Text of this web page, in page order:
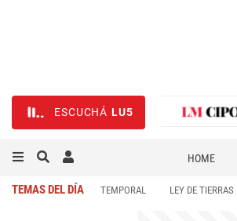
ESCUCHÁ LU5
HOME
TEMAS DEL DÍA TEMPORAL LEY DE TIERRAS